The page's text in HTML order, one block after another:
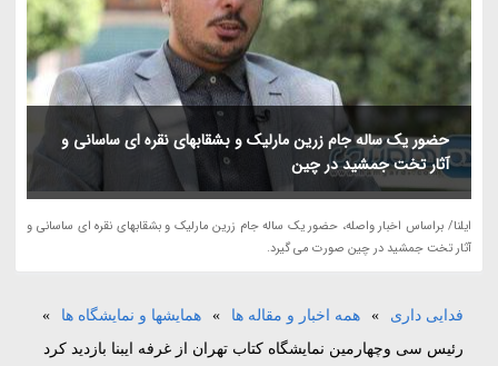
حضور یک ساله جام زرین مارلیک و بشقابهای نقره ای ساسانی و
آثار تخت جمشید در چین
ایلنا/ براساس اخبار واصله، حضور یک ساله جام زرین مارلیک و بشقابهای نقره ای ساسانی و
آثار تخت جمشید در چین صورت می گیرد.
فدایی داری » همه اخبار و مقاله ها » همایشها و نمایشگاه ها
»
رئیس سی وچهارمین نمایشگاه کتاب تهران از غرفه ایبنا بازدید کرد